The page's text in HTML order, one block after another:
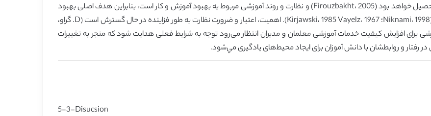
شده است. بهبود کیفیت آموزش یکی از بازدارندگان ترک تحصیل خواهد بود (Firouzbakht، 2005) و نظارت و روند آموزشی مربوط به بهبود آموزش و کار است، بنابراین هدف اصلی بهبود
کیفیت فعالیت‌های آموزشی و سنگ بنای این فرآیند است (Niknami، 1998؛ Kirjawski، 1985 Vayelz، 1967). اهمیت، اعتبار و ضرورت نظارت به طور فزاینده در حال گسترش است (D. گراو،
آموزشی برای افزایش کیفیت خدمات آموزشی معلمان و مديران انتظار می‌رود توجه به شرایط فعلی هدایت شود که منجر به تغییرات
رفتار و روابطشان با دانش آموزان برای ایجاد محیط‌های یادگیری مي‌شود.
5-3-Disucsion